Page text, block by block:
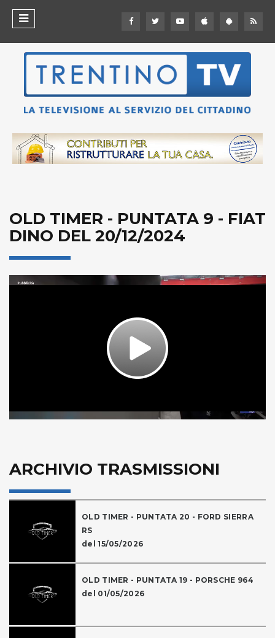
OLD TIMER - PUNTATA 9 - FIAT
DINO DEL 20/12/2024
Play
Video
ARCHIVIO TRASMISSIONI
OLD TIMER - PUNTATA 20 - FORD SIERRA
RS
del 15/05/2026
OLD TIMER - PUNTATA 19 - PORSCHE 964
del 01/05/2026